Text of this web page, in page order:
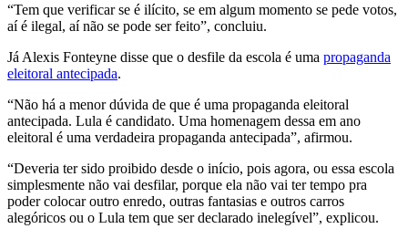
“Tem que verificar se é ilícito, se em algum momento se pede votos,
aí é ilegal, aí não se pode ser feito”, concluiu.
Já Alexis Fonteyne disse que o desfile da escola é uma propaganda
eleitoral antecipada.
“Não há a menor dúvida de que é uma propaganda eleitoral
antecipada. Lula é candidato. Uma homenagem dessa em ano
eleitoral é uma verdadeira propaganda antecipada”, afirmou.
“Deveria ter sido proibido desde o início, pois agora, ou essa escola
simplesmente não vai desfilar, porque ela não vai ter tempo pra
poder colocar outro enredo, outras fantasias e outros carros
alegóricos ou o Lula tem que ser declarado inelegível”, explicou.